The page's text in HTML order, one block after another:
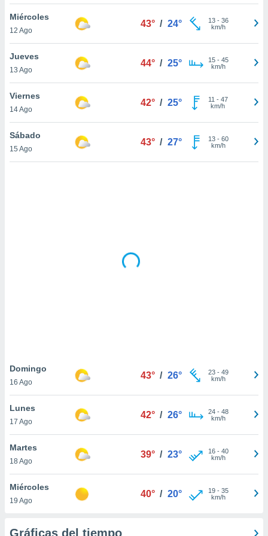
de
sitio
de que
sean
para
ni para
únicos
similares
como
IP
posible
traten tus
en
Para
Miércoles
12 Ago
43° / 24° 13- 36
km/h
Jueves
13 Ago
44° / 25° 15- 45
km/h
Viernes
14 Ago
42° / 25° 11 - 47
km/h
Sábado
15 Ago
43° / 27° 13- 60
km/h
Domingo
16 Ago
43° / 26° 23- 49
km/h
Lunes
17 Ago
42° / 26° 24- 48
km/h
Martes
18 Ago
39° / 23° 16- 40
km/h
Miércoles
19 Ago
40° / 20° 19- 35
km/h
Gráficas del tiempo